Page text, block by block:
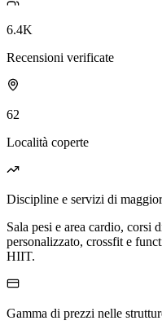
6.4K
Recensioni verificate
62
Località coperte
Discipline e servizi di
Sala pesi e area cardio, corsi
personalizzato, crossfit e
HIIT.
Gamma di prezzi nelle